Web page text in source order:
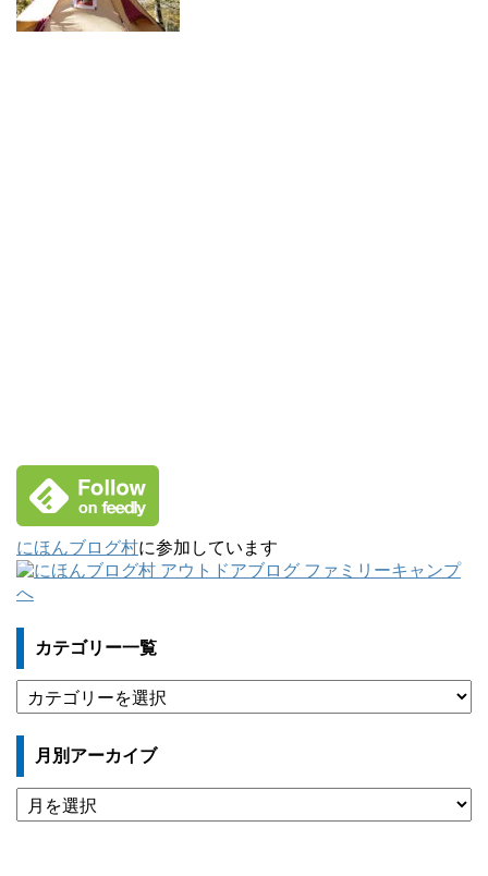
にほんブログ村に参加しています
カテゴリー一覧
テ
ゴ
ー
一
覧
月別アーカイブ
月
別